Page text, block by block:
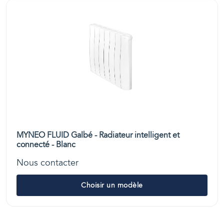
MYNEO FLUID Galbé - Radiateur intelligent et
connecté - Blanc
Nous contacter
Choisir un modèle